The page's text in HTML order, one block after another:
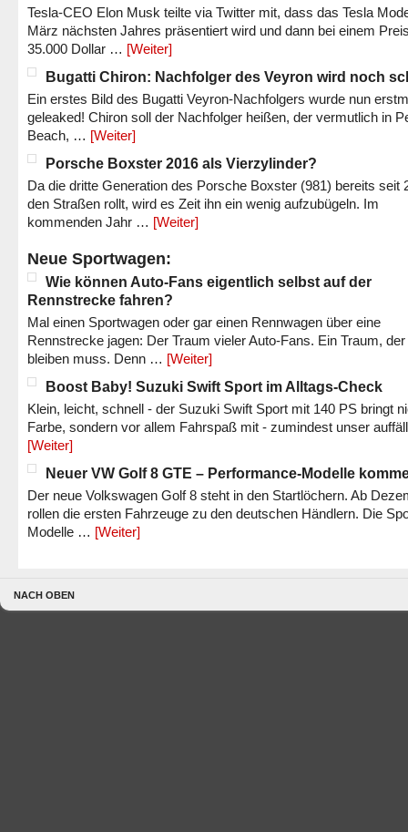
Tesla-CEO Elon Musk teilte via Twitter mit, dass das Tesla
März nächsten Jahres präsentiert wird und dann bei einem
35.000 Dollar … [Weiter]
Bugatti Chiron: Nachfolger des Veyron wird noch
Ein erstes Bild des Bugatti Veyron-Nachfolgers wurde nun
geleaked! Chiron soll der Nachfolger heißen, der vermutlich in
Beach, … [Weiter]
Porsche Boxster 2016 als Vierzylinder?
Da die dritte Generation des Porsche Boxster (981) bereits seit
den Straßen rollt, wird es Zeit ihn ein wenig aufzubügeln. Im
kommenden Jahr … [Weiter]
Neue Sportwagen:
Wie können Auto-Fans eigentlich selbst auf der
Rennstrecke fahren?
Mal einen Sportwagen oder gar einen Rennwagen über eine
Rennstrecke jagen: Der Traum vieler Auto-Fans. Ein Traum,
bleiben muss. Denn … [Weiter]
Boost Baby! Suzuki Swift Sport im Alltags-Check
Klein, leicht, schnell - der Suzuki Swift Sport mit 140 PS bringt
Farbe, sondern vor allem Fahrspaß mit - zumindest unser
[Weiter]
Neuer VW Golf 8 GTE – Performance-Modelle
Der neue Volkswagen Golf 8 steht in den Startlöchern. Ab
rollen die ersten Fahrzeuge zu den deutschen Händlern. Die
Modelle … [Weiter]
NACH OBEN